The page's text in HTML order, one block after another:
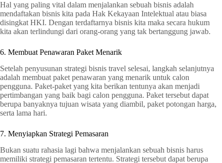
Hal yang paling vital dalam menjalankan sebuah bisnis adalah
mendaftakan bisnis kita pada Hak Kekayaan Intelektual atau biasa
disingkat HKI. Dengan terdaftarnya bisnis kita maka secara hukum
kita akan terlindungi dari orang-orang yang tak bertanggung jawab.
6. Membuat Penawaran Paket Menarik
Setelah penyusunan strategi bisnis travel selesai, langkah selanjutnya
adalah membuat paket penawaran yang menarik untuk calon
pengguna. Paket-paket yang kita berikan tentunya akan menjadi
pertimbangan yang baik bagi calon pengguna. Paket tersebut dapat
berupa banyaknya tujuan wisata yang diambil, paket potongan harga,
serta lama hari.
7. Menyiapkan Strategi Pemasaran
Bukan suatu rahasia lagi bahwa menjalankan sebuah bisnis harus
memiliki strategi pemasaran tertentu. Strategi tersebut dapat berupa